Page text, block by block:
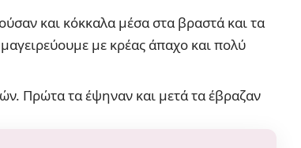
και κόκκαλα μέσα στα βραστά και τα
με κρέας άπαχο και πολύ
Πρώτα τα έψηναν και μετά τα έβραζαν